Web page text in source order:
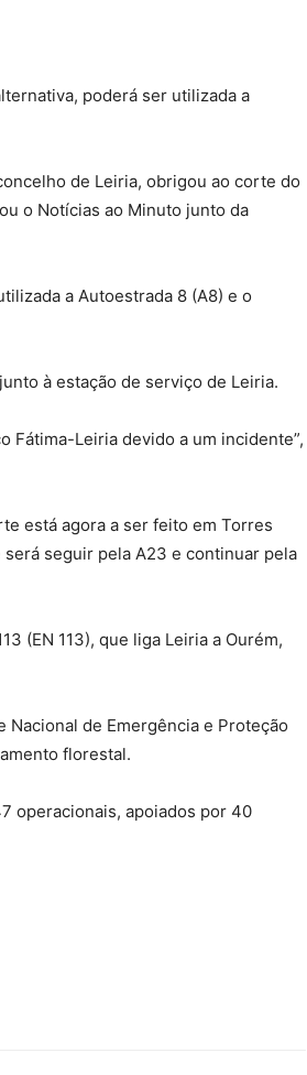
poderá ser utilizada a
de Leiria, obrigou ao corte do
o Notícias ao Minuto junto da
a Autoestrada 8 (A8) e o
à estação de serviço de Leiria.
Fátima-Leiria devido a um incidente”,
está agora a ser feito em Torres
seguir pela A23 e continuar pela
(EN 113), que liga Leiria a Ourém,
de Emergência e Proteção
florestal.
operacionais, apoiados por 40